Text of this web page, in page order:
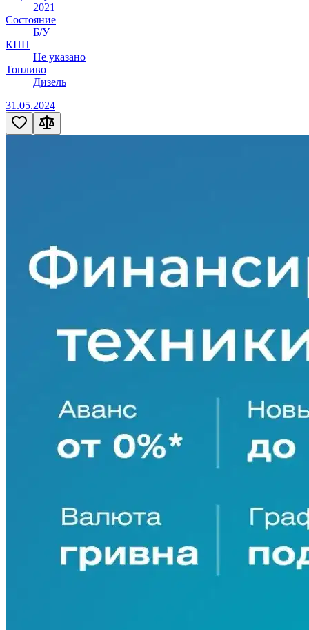
2021
Состояние
Б/У
КПП
Не указано
Топливо
Дизель
31.05.2024